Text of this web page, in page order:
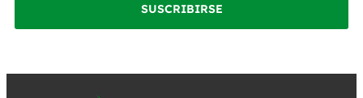
SUSCRIBIRSE